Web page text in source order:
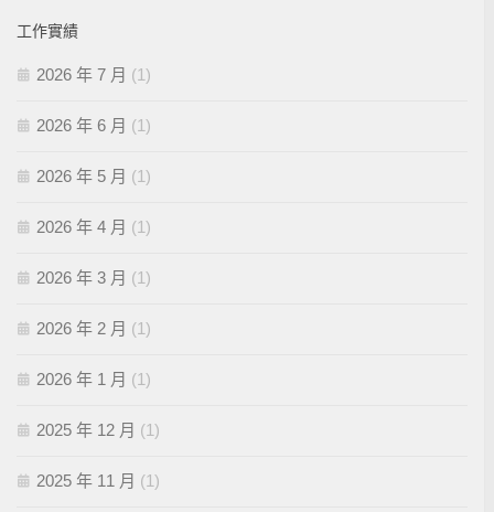
工作實績
2026 年 7 月 (1)
2026 年 6 月 (1)
2026 年 5 月 (1)
2026 年 4 月 (1)
2026 年 3 月 (1)
2026 年 2 月 (1)
2026 年 1 月 (1)
2025 年 12 月 (1)
2025 年 11 月 (1)